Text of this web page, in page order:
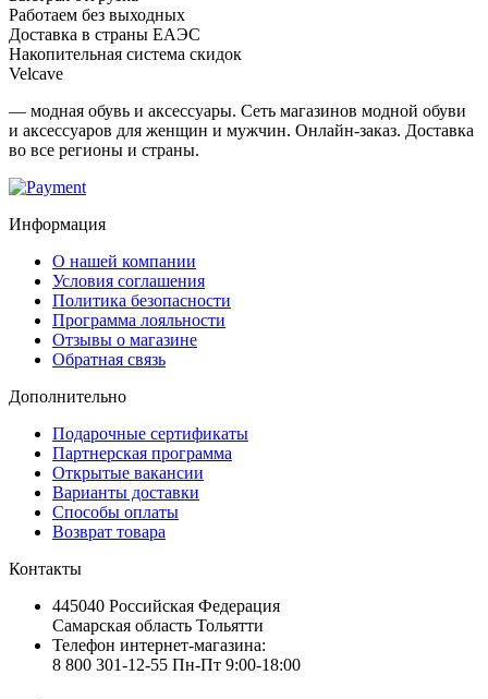
Работаем без выходных
Доставка в страны ЕАЭС
Накопительная система скидок
Velcave
— модная обувь и аксессуары. Сеть магазинов модной обуви
и аксессуаров для женщин и мужчин. Онлайн-заказ. Доставка
во все регионы и страны.
Информация
О нашей компании
Условия соглашения
Политика безопасности
Программа лояльности
Отзывы о магазине
Обратная связь
Дополнительно
Подарочные сертификаты
Партнерская программа
Открытые вакансии
Варианты доставки
Способы оплаты
Возврат товара
Контакты
445040 Российская Федерация
Самарская область Тольятти
Телефон интернет-магазина:
8 800 301-12-55 Пн-Пт 9:00-18:00